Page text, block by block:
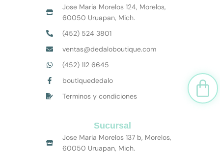
Jose Maria Morelos 124, Morelos,
60050 Uruapan, Mich.
(452) 524 3801
ventas@dedaloboutique.com
(452) 112 6645
boutiquededalo
Terminos y condiciones
Sucursal
Jose Maria Morelos 137 b, Morelos,
60050 Uruapan, Mich.